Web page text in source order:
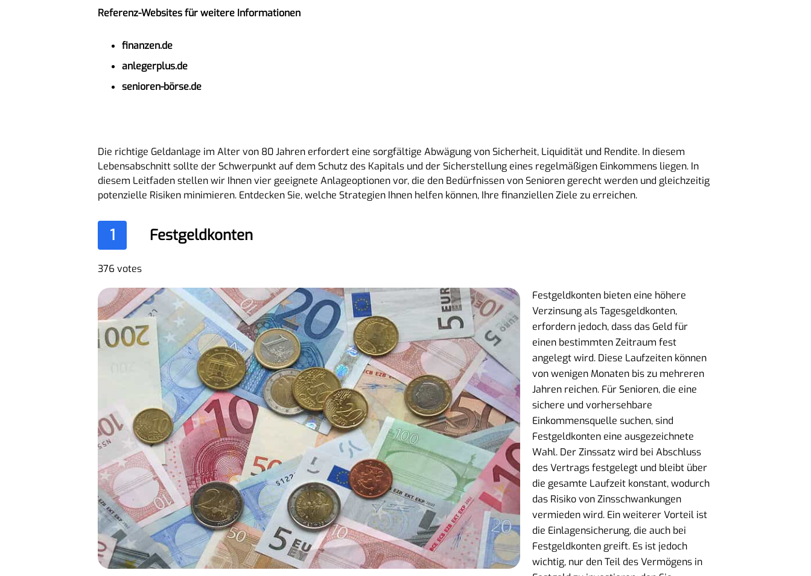
Referenz-Websites für weitere Informationen
finanzen.de
anlegerplus.de
senioren-börse.de
Die richtige Geldanlage im Alter von 80 Jahren erfordert eine sorgfältige Abwägung von Sicherheit, Liquidität und Rendite. In diesem
Lebensabschnitt sollte der Schwerpunkt auf dem Schutz des Kapitals und der Sicherstellung eines regelmäßigen Einkommens liegen. In
diesem Leitfaden stellen wir Ihnen vier geeignete Anlageoptionen vor, die den Bedürfnissen von Senioren gerecht werden und gleichzeitig
potenzielle Risiken minimieren. Entdecken Sie, welche Strategien Ihnen helfen können, Ihre finanziellen Ziele zu erreichen.
1 Festgeldkonten
376 votes
Festgeldkonten bieten eine höhere
Verzinsung als Tagesgeldkonten,
erfordern jedoch, dass das Geld für
einen bestimmten Zeitraum fest
angelegt wird. Diese Laufzeiten können
von wenigen Monaten bis zu mehreren
Jahren reichen. Für Senioren, die eine
sichere und vorhersehbare
Einkommensquelle suchen, sind
Festgeldkonten eine ausgezeichnete
Wahl. Der Zinssatz wird bei Abschluss
des Vertrags festgelegt und bleibt über
die gesamte Laufzeit konstant, wodurch
das Risiko von Zinsschwankungen
vermieden wird. Ein weiterer Vorteil ist
die Einlagensicherung, die auch bei
Festgeldkonten greift. Es ist jedoch
wichtig, nur den Teil des Vermögens in